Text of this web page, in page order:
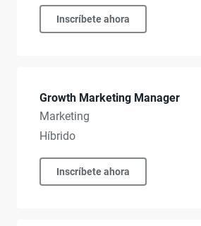
Inscríbete ahora
Growth Marketing Manager
Marketing
Híbrido
Inscríbete ahora